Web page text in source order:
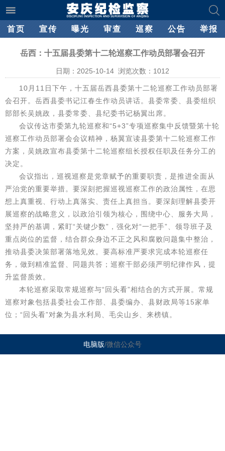
首页 宣传 曝光 审查 巡察 公告 举报
岳西：十五届县委第十二轮巡察工作动员部署会召开
日期：2025-10-14 浏览次数： 1012
10月11日下午，十五届岳西县委第十二轮巡察工作动员部署
会召开。岳西县委书记江春生作动员讲话。县委常委、县委组织
部部长吴姚政，县委常委、县纪委书记杨翼出席。
会议传达市委第九轮巡察和“5+3”专项巡察集中反馈暨第十轮
巡察工作动员部署会会议精神，杨翼宣读县委第十二轮巡察工作
方案，吴姚政宣布县委第十二轮巡察组长授权任职及任务分工的
决定。
会议指出，巡视巡察是党章赋予的重要职责，是推进全面从
严治党的重要举措。要深刻把握巡视巡察工作的政治属性，在思
想上真重视、行动上真落实、责任上真担当。要深刻理解县委开
展巡察的战略意义，以政治引领为核心，围绕中心、服务大局，
坚持严的基调，紧盯“关键少数”，强化对“一把手”、领导班子及
重点岗位的监督，结合群众身边不正之风和腐败问题集中整治，
推动县委决策部署落地见效。要高标准严要求完成本轮巡察任
务，做到精准监督、同题共答；巡察干部必须严明纪律作风，提
升监督质效。
本轮巡察采取常规巡察与“回头看”相结合的方式开展。常规
巡察对象包括县委社会工作部、县委编办、县财政局等15家单
位；“回头看”对象为县水利局、毛尖山乡、来榜镇。
电脑版/微信公众号